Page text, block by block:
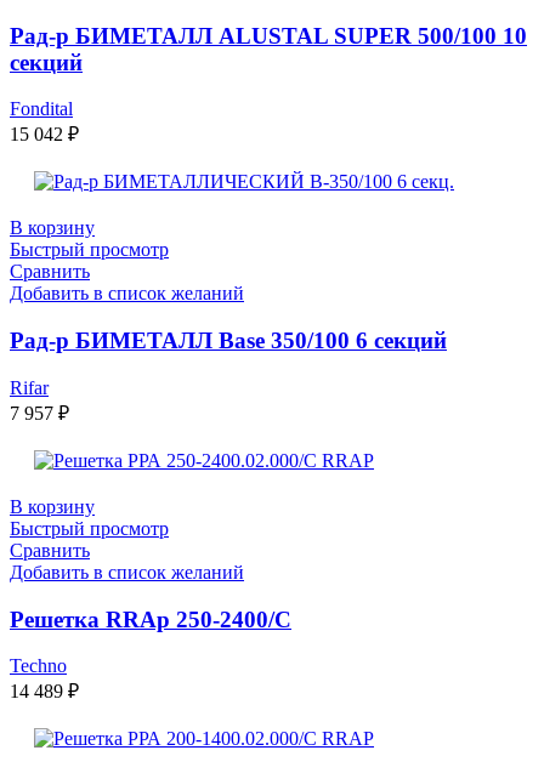
Рад-р БИМЕТАЛЛ ALUSTAL SUPER 500/100 10
секций
Fondital
15 042 ₽
В корзину
Быстрый просмотр
Сравнить
Добавить в список желаний
Рад-р БИМЕТАЛЛ Base 350/100 6 секций
Rifar
7 957 ₽
В корзину
Быстрый просмотр
Сравнить
Добавить в список желаний
Решетка RRAp 250-2400/С
Techno
14 489 ₽